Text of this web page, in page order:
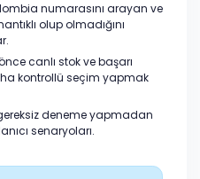
numarasını arayan ve
olup olmadığını
canlı stok ve başarı
kontrollü seçim yapmak
deneme yapmadan
senaryoları.